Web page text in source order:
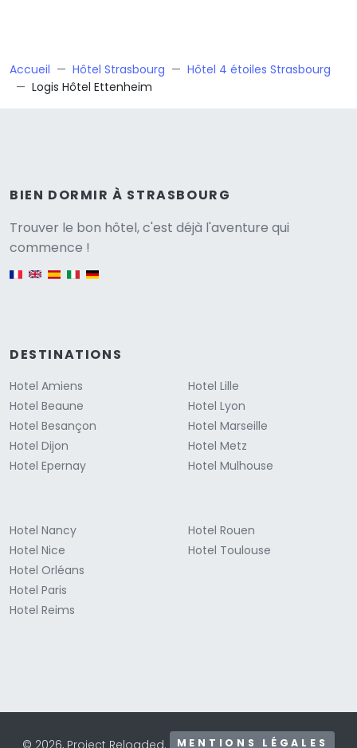
Accueil Hôtel Strasbourg
Hôtel 4 étoiles Strasbourg
Logis Hôtel Ettenheim
BIEN DORMIR À STRASBOURG
Trouver le bon hôtel, c'est déjà l'aventure qui
commence !
English version
DESTINATIONS
Hotel Amiens
Hotel Beaune
Hotel Besançon
Hotel Dijon
Hotel Epernay
Hotel Lille
Hotel Lyon
Hotel Marseille
Hotel Metz
Hotel Mulhouse
Hotel Nancy
Hotel Nice
Hotel Orléans
Hotel Paris
Hotel Reims
Hotel Rouen
Hotel Toulouse
MENTIONS LÉGALES